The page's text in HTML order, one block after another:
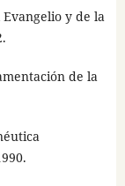
y de la
de la